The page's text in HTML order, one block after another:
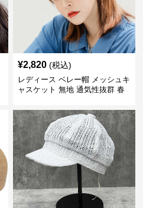
¥2,820 (税込)
レディース ベレー帽 メッシュキ
ャスケット 無地 通気性抜群 春